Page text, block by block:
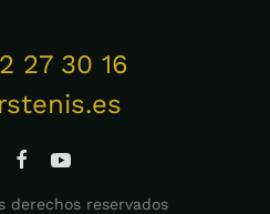
27 30 16
derechos reservados